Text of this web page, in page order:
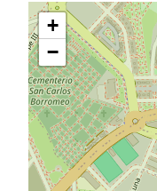
Pular
mapa
+
−